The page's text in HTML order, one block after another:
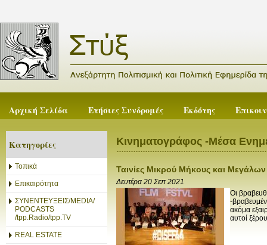
Αρχική Σελίδα Ετήσιες Συνδρομές Εκδότης
Κατηγορίες
Τοπικά
Επικαιρότητα
ΣΥΝΕΝΤΕΥΞΕΙΣ/MEDIA/
PODCASTS
/tpp.Radio/tpp.TV
REAL ESTATE
Κινηματογράφος -Μέσα
Ταινίες Μικρού Μήκους και
Δευτέρα 20 Σεπ 2021
Οι
-
ακόμα
αυτοί